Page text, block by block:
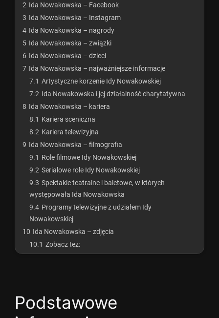
2 Ida Nowakowska – Facebook
3 Ida Nowakowska – Instagram
4 Ida Nowakowska – nagrody
5 Ida Nowakowska – związki
6 Ida Nowakowska – dzieci
7 Ida Nowakowska – najważniejsze informacje
7.1 Artystyczne korzenie Idy Nowakowskiej
7.2 Ida Nowakowska i jej działalność charytatywna
8 Ida Nowakowska – kariera
8.1 Kariera sceniczna
8.2 Kariera telewizyjna
9 Ida Nowakowska – filmografia
9.1 Role filmowe Idy Nowakowskiej
9.2 Serialowe role Idy Nowakowskiej
9.3 Spektakle teatralne i baletowe, w których
występowała Ida Nowakowska
9.4 Programy telewizyjne z udziałem Idy
Nowakowskiej
10 Ida Nowakowska – zdjęcia
10.1 Zobacz też:
Podstawowe